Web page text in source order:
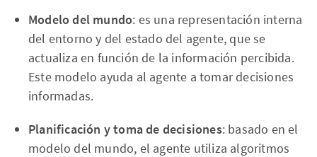
Modelo del mundo: es una representación interna
del entorno y del estado del agente, que se
actualiza en función de la información percibida.
Este modelo ayuda al agente a tomar decisiones
informadas.
Planificación y toma de decisiones: basado en el
modelo del mundo, el agente utiliza algoritmos